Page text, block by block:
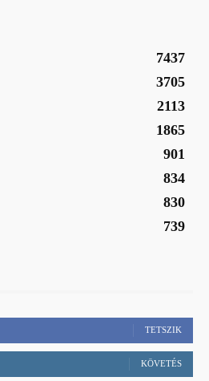
7437
3705
2113
1865
901
834
830
739
TETSZIK
KÖVETÉS